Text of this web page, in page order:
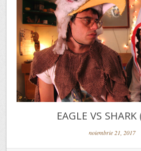
EAGLE VS SHARK
noiembrie 21, 2017